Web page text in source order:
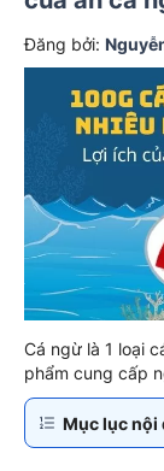
Đăng bởi:
Cá ngừ là 1 loại
phẩm cung cấp
Mục lục nội